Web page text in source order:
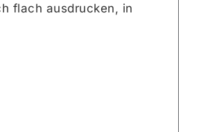
flach ausdrucken, in